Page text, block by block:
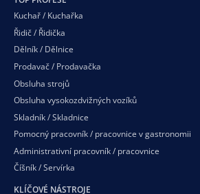
Kuchař / Kuchařka
Řidič / Řidička
Dělník / Dělnice
Prodavač / Prodavačka
Obsluha strojů
Obsluha vysokozdvižných vozíků
Skladník / Skladnice
Pomocný pracovník / pracovnice v gastronomii
Administrativní pracovník / pracovnice
Číšník / Servírka
KLÍČOVÉ NÁSTROJE